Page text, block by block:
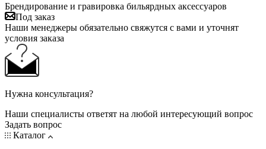
Брендирование и гравировка бильярдных аксессуаров
Под заказ
Наши менеджеры обязательно свяжутся с вами и уточнят
условия заказа
Нужна консультация?
Наши специалисты ответят на любой интересующий вопрос
Задать вопрос
Каталог